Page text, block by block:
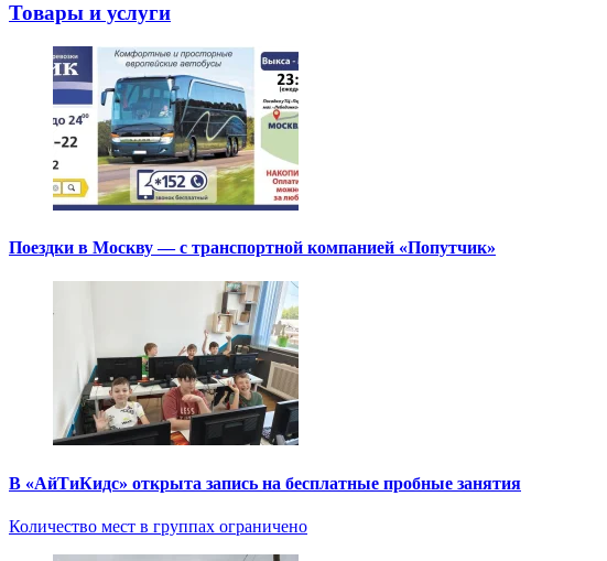
Товары и услуги
Поездки в Москву — с транспортной компанией «Попутчик»
В «АйТиКидс» открыта запись на бесплатные пробные занятия
Количество мест в группах ограничено